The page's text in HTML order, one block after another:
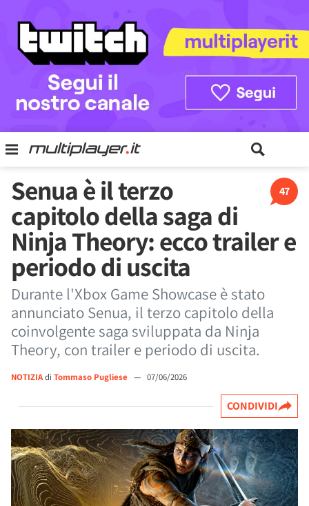
47
Senua è il terzo
capitolo della saga di
Ninja Theory: ecco trailer e
periodo di uscita
Durante l'Xbox Game Showcase è stato
annunciato Senua, il terzo capitolo della
coinvolgente saga sviluppata da Ninja
Theory, con trailer e periodo di uscita.
NOTIZIAdi Tommaso Pugliese — 07/06/2026
CONDIVIDI